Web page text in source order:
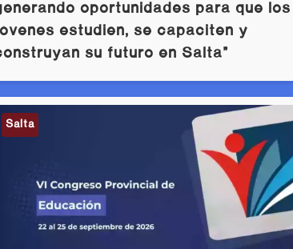
oportunidades para que los
estudien, se capaciten y
su futuro en Salta”
Salta